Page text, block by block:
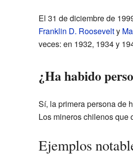
El 31 de diciembre de
Franklin D. Roosevelty
veces: en 1932, 1934 y
¿Ha habido
Sí, la primera persona de
Los mineros chilenos que
Ejemplos